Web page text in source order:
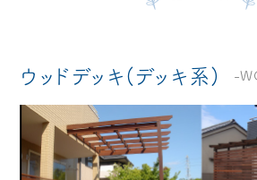
ウッドデッキ(デッキ系) -